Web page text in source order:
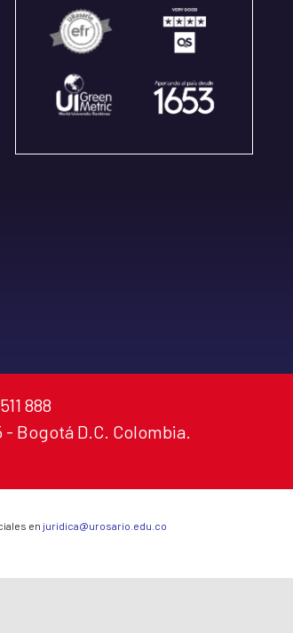
888
- Bogotá D.C. Colombia.
en juridica@urosario.edu.co